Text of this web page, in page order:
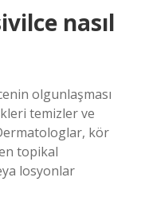
nasıl
olgunlaşması
temizler ve
kör
topikal
losyonlar